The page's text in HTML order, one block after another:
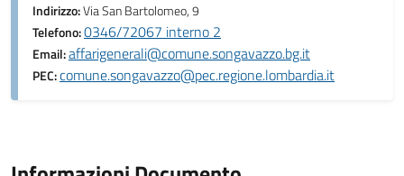
Indirizzo:Via San Bartolomeo, 9
Telefono:0346/72067 interno 2
Email:affarigenerali@comune.songavazzo.bg.it
PEC:comune.songavazzo@pec.regione.lombardia.it